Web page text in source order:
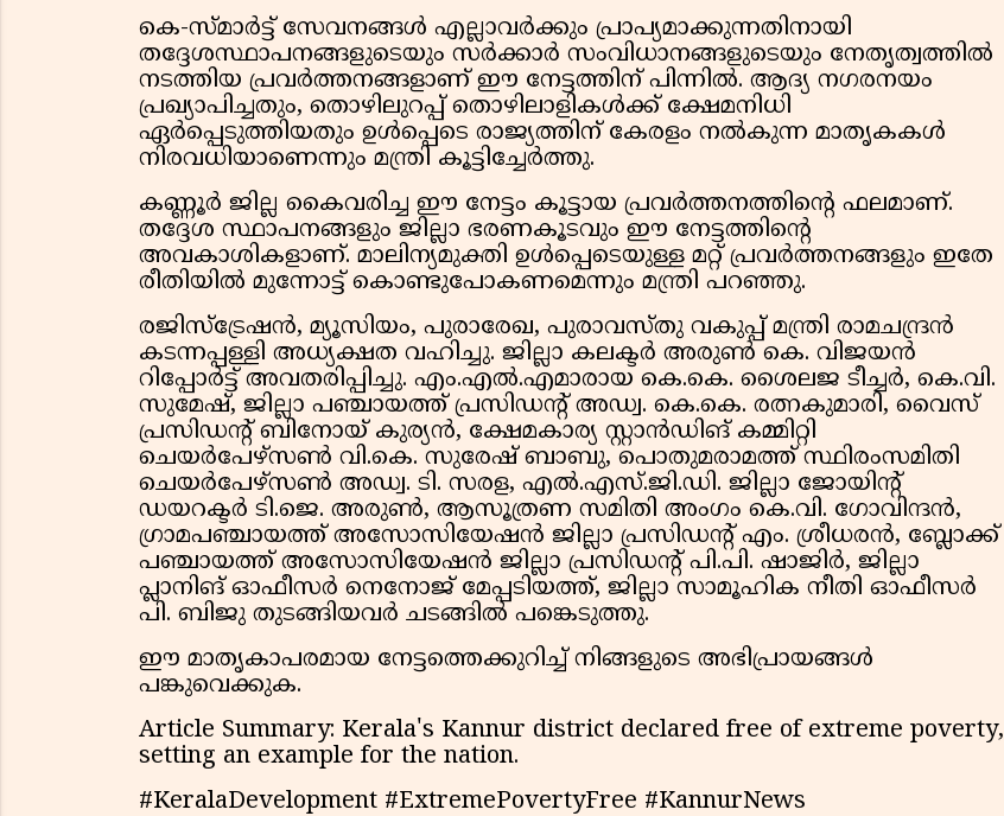
കെ-സ്മാർട്ട് സേവനങ്ങൾ എല്ലാവർക്കും പ്രാപ്യമാക്കുന്നതിനായി
തദ്ദേശസ്ഥാപനങ്ങളുടെയും സർക്കാർ സംവിധാനങ്ങളുടെയും നേതൃത്വത്തിൽ
നടത്തിയ പ്രവർത്തനങ്ങളാണ് ഈ നേട്ടത്തിന് പിന്നിൽ. ആദ്യ നഗരനയം
പ്രഖ്യാപിച്ചതും, തൊഴിലുറപ്പ് തൊഴിലാളികൾക്ക് ക്ഷേമനിധി
ഏർപ്പെടുത്തിയതും ഉൾപ്പെടെ രാജ്യത്തിന് കേരളം നൽകുന്ന മാതൃകകൾ
നിരവധിയാണെന്നും മന്ത്രി കൂട്ടിച്ചേർത്തു.
കണ്ണൂർ ജില്ല കൈവരിച്ച ഈ നേട്ടം കൂട്ടായ പ്രവർത്തനത്തിന്റെ ഫലമാണ്.
തദ്ദേശ സ്ഥാപനങ്ങളും ജില്ലാ ഭരണകൂടവും ഈ നേട്ടത്തിന്റെ
അവകാശികളാണ്. മാലിന്യമുക്തി ഉൾപ്പെടെയുള്ള മറ്റ് പ്രവർത്തനങ്ങളും ഇതേ
രീതിയിൽ മുന്നോട്ട് കൊണ്ടുപോകണമെന്നും മന്ത്രി പറഞ്ഞു.
രജിസ്‌ട്രേഷൻ, മ്യൂസിയം, പുരാരേഖ, പുരാവസ്തു വകുപ്പ് മന്ത്രി രാമചന്ദ്രൻ
കടന്നപ്പള്ളി അധ്യക്ഷത വഹിച്ചു. ജില്ലാ കലക്ടർ അരുൺ കെ. വിജയൻ
റിപ്പോർട്ട് അവതരിപ്പിച്ചു. എം.എൽ.എമാരായ കെ.കെ. ശൈലജ ടീച്ചർ, കെ.വി.
സുമേഷ്, ജില്ലാ പഞ്ചായത്ത് പ്രസിഡന്റ് അഡ്വ. കെ.കെ. രത്നകുമാരി, വൈസ്
പ്രസിഡന്റ് ബിനോയ് കുര്യൻ, ക്ഷേമകാര്യ സ്റ്റാൻഡിങ് കമ്മിറ്റി
ചെയർപേഴ്‌സൺ വി.കെ. സുരേഷ് ബാബു, പൊതുമരാമത്ത് സ്ഥിരംസമിതി
ചെയർപേഴ്‌സൺ അഡ്വ. ടി. സരള, എൽ.എസ്.ജി.ഡി. ജില്ലാ ജോയിന്റ്
ഡയറക്ടർ ടി.ജെ. അരുൺ, ആസൂത്രണ സമിതി അംഗം കെ.വി. ഗോവിന്ദൻ,
ഗ്രാമപഞ്ചായത്ത് അസോസിയേഷൻ ജില്ലാ പ്രസിഡന്റ് എം. ശ്രീധരൻ, ബ്ലോക്ക്
പഞ്ചായത്ത് അസോസിയേഷൻ ജില്ലാ പ്രസിഡന്റ് പി.പി. ഷാജിർ, ജില്ലാ
പ്ലാനിങ് ഓഫീസർ നെനോജ് മേപ്പടിയത്ത്, ജില്ലാ സാമൂഹിക നീതി ഓഫീസർ
പി. ബിജു തുടങ്ങിയവർ ചടങ്ങിൽ പങ്കെടുത്തു.
ഈ മാതൃകാപരമായ നേട്ടത്തെക്കുറിച്ച് നിങ്ങളുടെ അഭിപ്രായങ്ങൾ
പങ്കുവെക്കുക.
Article Summary: Kerala's Kannur district declared free of extreme poverty,
setting an example for the nation.
#KeralaDevelopment #ExtremePovertyFree #KannurNews